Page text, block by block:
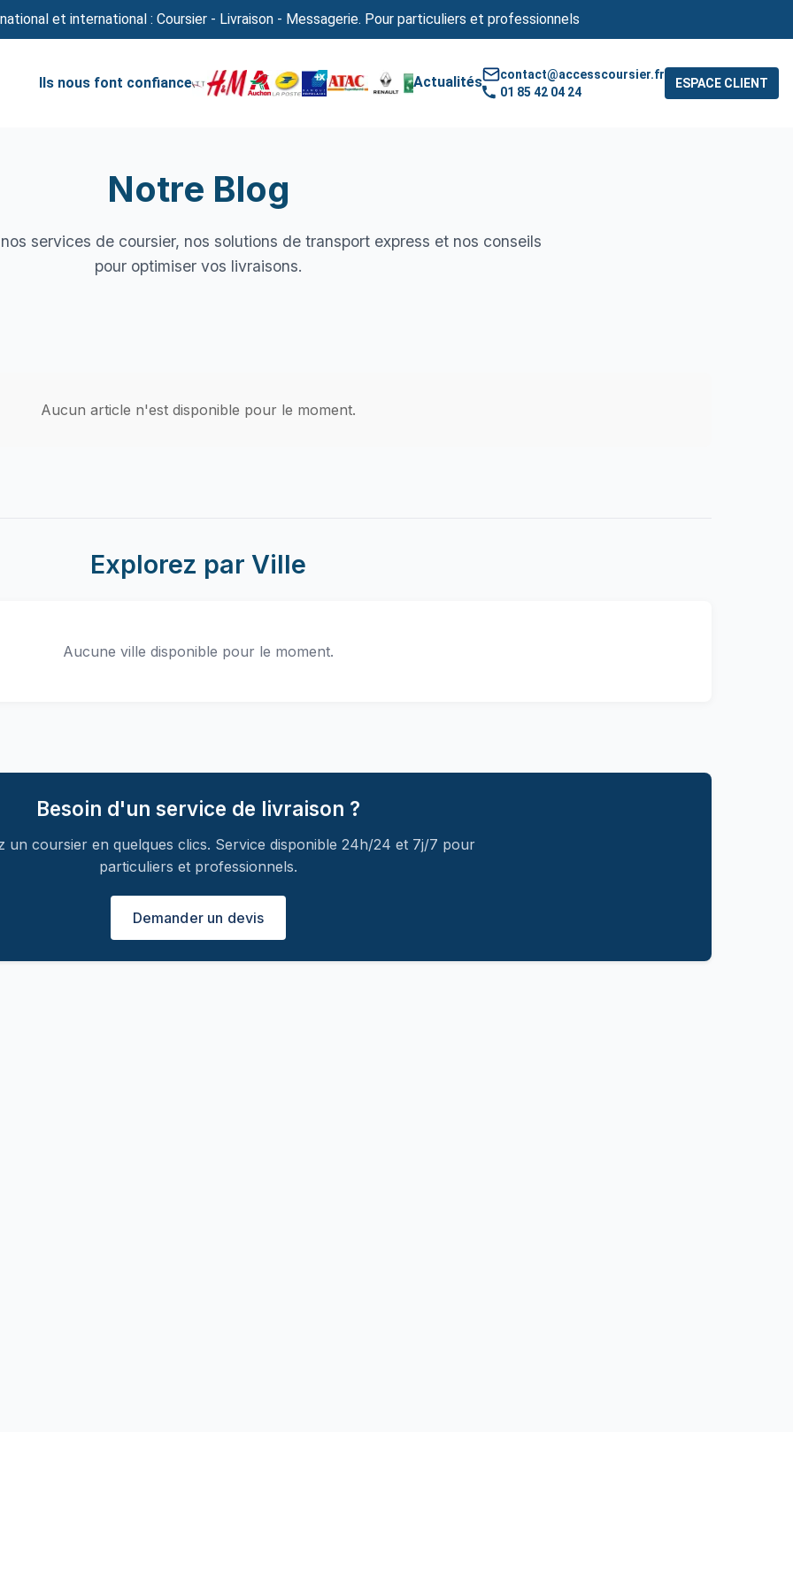
et international : Coursier - Livraison - Messagerie. Pour particuliers et professionnels
Ils nous font confiance Actualités
contact@accesscoursier.fr
01 85 42 04 24
ESPACE CLIENT
Notre Blog
services de coursier, nos solutions de transport express et nos conseils
pour optimiser vos livraisons.
Aucun article n'est disponible pour le moment.
Explorez par Ville
Aucune ville disponible pour le moment.
Besoin d'un service de livraison ?
un coursier en quelques clics. Service disponible 24h/24 et 7j/7 pour
particuliers et professionnels.
Demander un devis